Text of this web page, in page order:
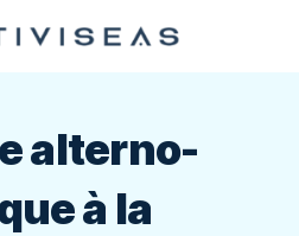
alterno-
à la